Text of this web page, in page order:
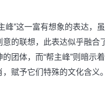
峰”这一富有想象的表达，
的联想，此表达似乎融合
团体，而“帮主峰”则暗示
赋予它们特殊的文化含义。